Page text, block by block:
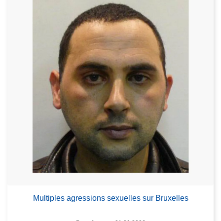
Multiples agressions sexuelles sur Bruxelles